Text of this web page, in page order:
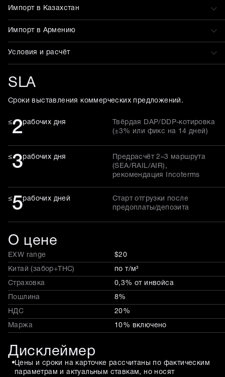
Импорт в Казахстан
Импорт в Армению
Условия и расчёт
SLA
Сроки выставления коммерческих предложений.
≤2рабочих дня
Твёрдая DAP/DDP-котировка
(±3% или фикс на 14 дней)
≤3рабочих дня
Предрасчёт 2–3 маршрута
(SEA/RAIL/AIR),
рекомендация Incoterms
≤5рабочих дней
Старт отгрузки после
предоплаты/депозита
О цене
EXW range $20
Китай (забор+THC) по т/м³
Страховка 0,3% от инвойса
Пошлина 8%
НДС 20%
Маржа 10% включено
Дисклеймер
Цены и сроки на карточке рассчитаны по фактическим
параметрам и актуальным ставкам, но носят